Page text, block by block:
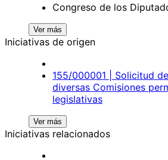
Congreso de los
Ver más
Iniciativas de origen
155/000001 | Solicitud
diversas Comisiones
legislativas
Ver más
Iniciativas relacionados